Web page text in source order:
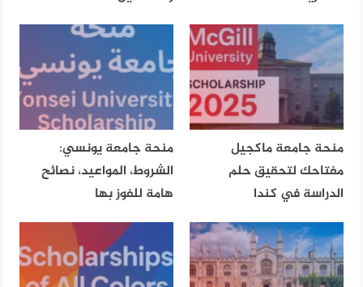
منحة جامعة ماكجيل
مفتاحك لتحقيق حلم
الدراسة في كندا
منحة جامعة يونسي:
الشروط، المواعيد، نصائح
هامة للفوز بها